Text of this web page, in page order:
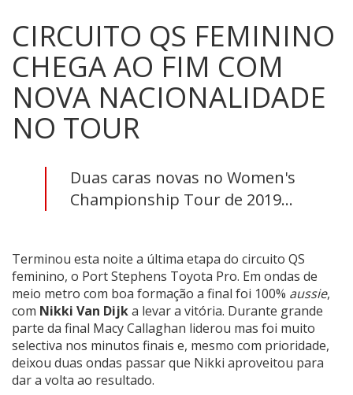
CIRCUITO QS FEMININO
CHEGA AO FIM COM
NOVA NACIONALIDADE
NO TOUR
Duas caras novas no Women's
Championship Tour de 2019...
Terminou esta noite a última etapa do circuito QS
feminino, o Port Stephens Toyota Pro. Em ondas de
meio metro com boa formação a final foi 100% aussie,
com Nikki Van Dijka levar a vitória. Durante grande
parte da final Macy Callaghan liderou mas foi muito
selectiva nos minutos finais e, mesmo com prioridade,
deixou duas ondas passar que Nikki aproveitou para
dar a volta ao resultado.